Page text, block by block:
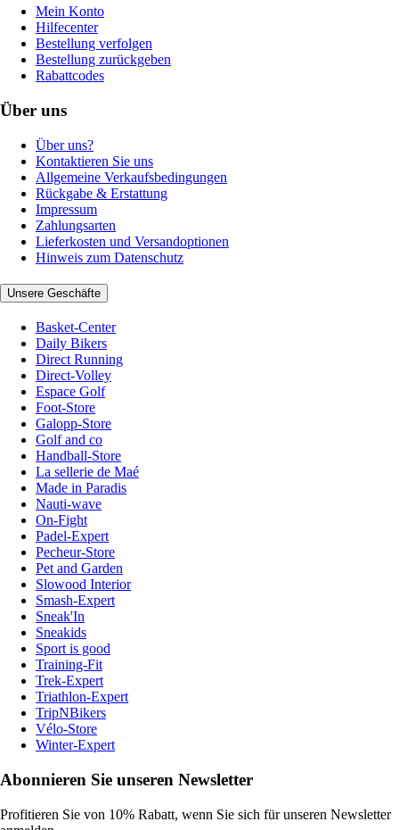
Mein Konto
Hilfecenter
Bestellung verfolgen
Bestellung zurückgeben
Rabattcodes
Über uns
Über uns?
Kontaktieren Sie uns
Allgemeine Verkaufsbedingungen
Rückgabe & Erstattung
Impressum
Zahlungsarten
Lieferkosten und Versandoptionen
Hinweis zum Datenschutz
Unsere Geschäfte
Basket-Center
Daily Bikers
Direct Running
Direct-Volley
Espace Golf
Foot-Store
Galopp-Store
Golf and co
Handball-Store
La sellerie de Maé
Made in Paradis
Nauti-wave
On-Fight
Padel-Expert
Pecheur-Store
Pet and Garden
Slowood Interior
Smash-Expert
Sneak'In
Sneakids
Sport is good
Training-Fit
Trek-Expert
Triathlon-Expert
TripNBikers
Vélo-Store
Winter-Expert
Abonnieren Sie unseren Newsletter
Profitieren Sie von 10% Rabatt, wenn Sie sich für unseren Newsletter